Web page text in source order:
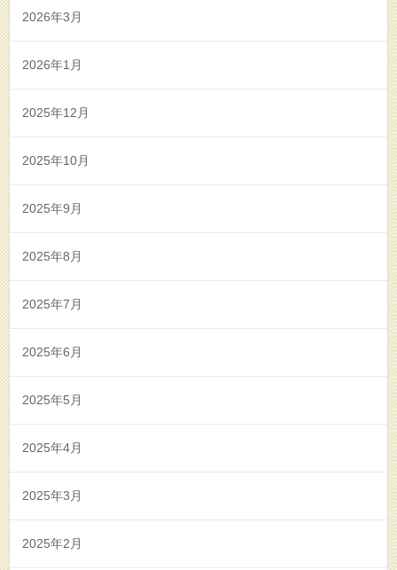
2026年3月
2026年1月
2025年12月
2025年10月
2025年9月
2025年8月
2025年7月
2025年6月
2025年5月
2025年4月
2025年3月
2025年2月